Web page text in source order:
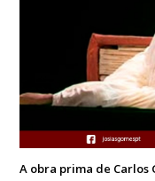
A obra prima de Carlos